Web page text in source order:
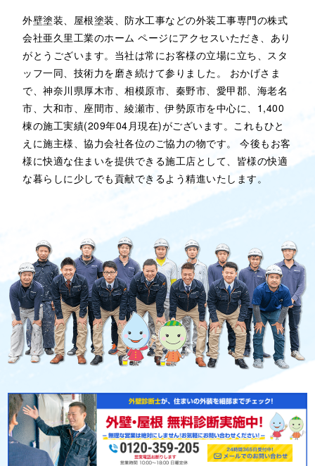
外壁塗装、屋根塗装、防水工事などの外装工事専門の株式
会社亜久里工業のホーム ページにアクセスいただき、あり
がとうございます。当社は常にお客様の立場に立ち、スタ
ッフ一同、技術力を磨き続けて参りました。 おかげさま
で、神奈川県厚木市、相模原市、秦野市、愛甲郡、海老名
市、大和市、座間市、綾瀬市、伊勢原市を中心に、1,400
棟の施工実績(209年04月現在)がございます。これもひと
えに施主様、協力会社各位のご協力の物です。 今後もお客
様に快適な住まいを提供できる施工店として、皆様の快適
な暮らしに少しでも貢献できるよう精進いたします。